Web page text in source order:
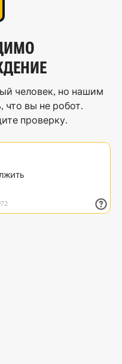
человек, но нашим
что вы не робот.
проверку.